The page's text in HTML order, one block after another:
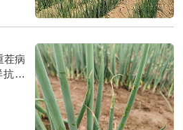
茬病
重